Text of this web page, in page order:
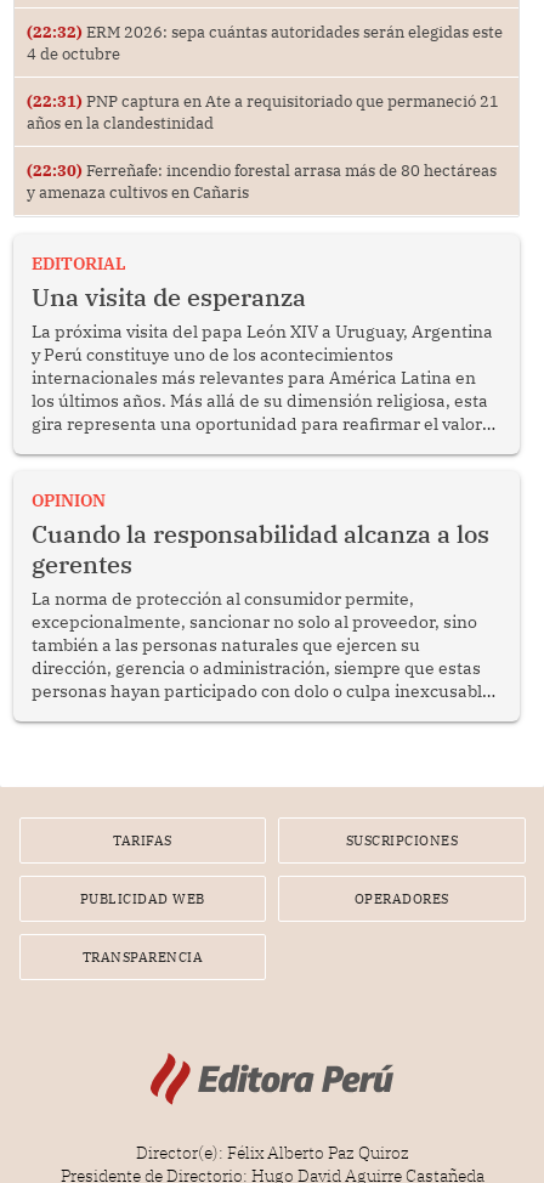
(22:32) ERM 2026: sepa cuántas autoridades serán elegidas este
4 de octubre
(22:31) PNP captura en Ate a requisitoriado que permaneció 21
años en la clandestinidad
(22:30) Ferreñafe: incendio forestal arrasa más de 80 hectáreas
y amenaza cultivos en Cañaris
EDITORIAL
Una visita de esperanza
La próxima visita del papa León XIV a Uruguay, Argentina
y Perú constituye uno de los acontecimientos
internacionales más relevantes para América Latina en
los últimos años. Más allá de su dimensión religiosa, esta
gira representa una oportunidad para reafirmar el valor
enfrenta desafíos en materia de desarrollo, cohesión
OPINION
Cuando la responsabilidad alcanza a los
gerentes
La norma de protección al consumidor permite,
excepcionalmente, sancionar no solo al proveedor, sino
también a las personas naturales que ejercen su
dirección, gerencia o administración, siempre que estas
personas hayan participado con dolo o culpa inexcusable
por la frustrada realización de un meet and greet con
TARIFAS SUSCRIPCIONES
PUBLICIDAD WEB OPERADORES
TRANSPARENCIA
Director(e): Félix Alberto Paz Quiroz
Presidente de Directorio: Hugo David Aguirre Castañeda